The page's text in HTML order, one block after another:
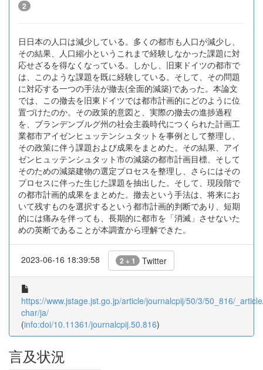
2
日日本の人口は減少している。多くの都市も人口が減少し、
その結果、人口縮小というこれまで経験しなかった課題に対
応せざるを得なくなっている。しかし、旧東ドイツの都市で
は、このような課題を既に経験している。そして、その問題
に対応する一つの手法が撤去(全面的減築)であった。本論文
では、この撤去を旧東ドイツでは都市計画的にどのように位
置づけたのか。その政策的意図と、実際の撤去の進捗過程
を、ブランデンブルグ州の社会主義時代につくられた計画工
業都市アイゼンヒュッテンシュタットを事例として整理し、
その政策に伴う課題および成果をまとめた。その結果、アイ
ゼンヒュッテンシュタット市の減築の都市計画目標、そして
そのための減築建物の選定プロセスを整理し、さらにはその
プロセスに伴った生じた課題を抽出した。そして、現段階で
の都市計画的成果をまとめた。撤去という手法は、将来にお
いて残すものを選択するという都市計画的判断であり、短期
的には痛みを伴っても、長期的に都市を「消滅」させないた
めの英断であることが本調査から理解できた。
2023-06-16 18:39:58 2 + 1 Twitter
https://www.jstage.jst.go.jp/article/journalcpij/50/3/50_816/
char/ja/
(info:doi/10.11361/journalcpij.50.816)
言及状況